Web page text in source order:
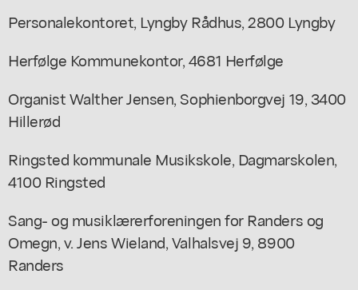
Personalekontoret, Lyngby Rådhus, 2800 Lyngby
Herfølge Kommunekontor, 4681 Herfølge
Organist Walther Jensen, Sophienborgvej 19, 3400
Hillerød
Ringsted kommunale Musikskole, Dagmarskolen,
4100 Ringsted
Sang- og musiklærerforeningen for Randers og
Omegn, v. Jens Wieland, Valhalsvej 9, 8900
Randers